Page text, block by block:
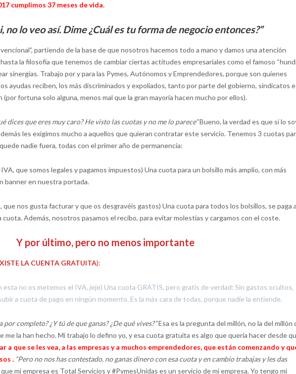
cumplimos 37 meses de vida.
no lo veo así. Dime ¿Cuál es tu forma de negocio entonces?”
partiendo de la base de que nosotros hacemos todo a mano y damos una atención
la filosofía que tenemos de cambiar ciertas actitudes empresariales como el famoso
sinergias. Trabajo por y para las Pymes, Autónomos y Emprendedores, porque son quienes
ayudas reciben, los más discriminados y expoliados, tanto por parte del gobierno, sindicatos e
(por fortuna solo alguna, menos mal que la gran mayoría hacen mucho por ellos).
dices que eres muy caro? He visto las cuotas y no me lo parece”Bueno, la verdad es que sí lo
les exigimos mucho a aquellos que quieran contratar este servicio. Tenemos 3 cuotas
nadie fuera, todas con el primer año de permanencia:
que somos legales y pagamos impuestos) Una cuota para un bolsillo más amplio, con más
banner en nuestra portada.
que nos gusta facturar y que os desgravéis gastos) Una cuota para todos los bolsillos, se paga
cuota. Además, nosotros pasamos el recibo, para evitar molestias y cargamos con el coste.
Y por último, pero no menos importante
LA CUENTA GRATUITA):
esta no os metemos el IVA, jeje) Una cuota GRATIS, pero gratis de verdad: Sin gastos ocultos,
a cuota de pago en ningún momento. Es la más cara de todas, porque nadie la entiende.
completo? ¿Y tú de que ganas? ¿De qué vives?”Esa es la pregunta del millón, no la del millón
me la han hecho. Mi trabajo lo defino yo, y esa cuota gratuita es algo que quería hacer desde
a que se les vea, a las empresas y a muchos emprendedores, que están comenzando y
. “Pero no nos has contestado, no ganas dinero con esa cuota y en cambio trabajas y les das
mi empresa es Total Servicios y #PymesUnidas es un servicio de mi empresa. Yo tengo mi